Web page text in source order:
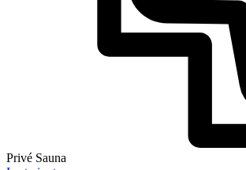
Privé Sauna